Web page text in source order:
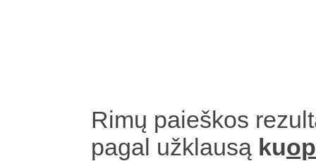
Rimų paieškos
pagal užklausą ku